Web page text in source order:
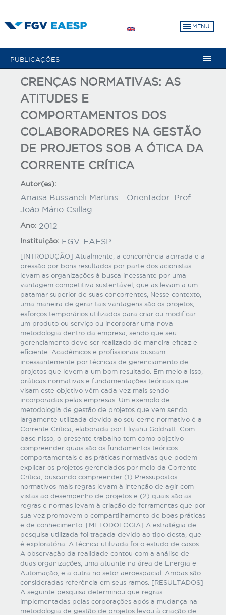
para
MENU
PUBLICAÇÕES
CRENÇAS NORMATIVAS: AS
ATITUDES E
COMPORTAMENTOS DOS
COLABORADORES NA GESTÃO
DE PROJETOS SOB A ÓTICA DA
CORRENTE CRÍTICA
Autor(es):
Anaisa Bussaneli Martins - Orientador: Prof.
João Mário Csillag
Ano: 2012
Instituição: FGV-EAESP
[INTRODUÇÃO] Atualmente, a concorrência acirrada e a
pressão por bons resultados por parte dos acionistas
levam as organizações à busca incessante por uma
vantagem competitiva sustentável, que as levam a um
patamar superior de suas concorrentes, Nesse contexto,
uma maneira de gerar tais vantagens são os projetos,
esforços temporários utilizados para criar ou modificar
um produto ou serviço ou incorporar uma nova
metodologia dentro da empresa, sendo que seu
gerenciamento deve ser realizado de maneira eficaz e
eficiente. Acadêmicos e profissionais buscam
incessantemente por técnicas de gerenciamento de
projetos que levem a um bom resultado. Em meio a isso,
práticas normativas e fundamentações teóricas que
visam este objetivo vêm cada vez mais sendo
incorporadas pelas empresas. Um exemplo de
metodologia de gestão de projetos que vem sendo
largamente utilizada devido ao seu cerne normativo é a
Corrente Crítica, elaborada por Eliyahu Goldratt. Com
base nisso, o presente trabalho tem como objetivo
compreender quais são os fundamentos teóricos
comportamentais e as práticas normativas que podem
explicar os projetos gerenciados por meio da Corrente
Crítica, buscando compreender (1) Pressupostos
normativos mais regras levam à intenção de agir com
vistas ao desempenho de projetos e (2) quais são as
regras e normas levam à criação de ferramentas que por
sua vez promovem o compartilhamento de boas práticas
e de conhecimento. [METODOLOGIA] A estratégia de
pesquisa utilizada foi traçada devido ao tipo desta, que
é exploratória. A técnica utilizada foi o estudo de casos.
A observação da realidade contou com a análise de
duas organizações, uma atuante na área de Energia e
Automação, e a outra no setor aeroespacial. Ambas são
consideradas referência em seus ramos. [RESULTADOS]
A seguinte pesquisa determinou que regras
implementadas pelas corporações após a mudança na
metodologia de gestão de projetos levou à criação de